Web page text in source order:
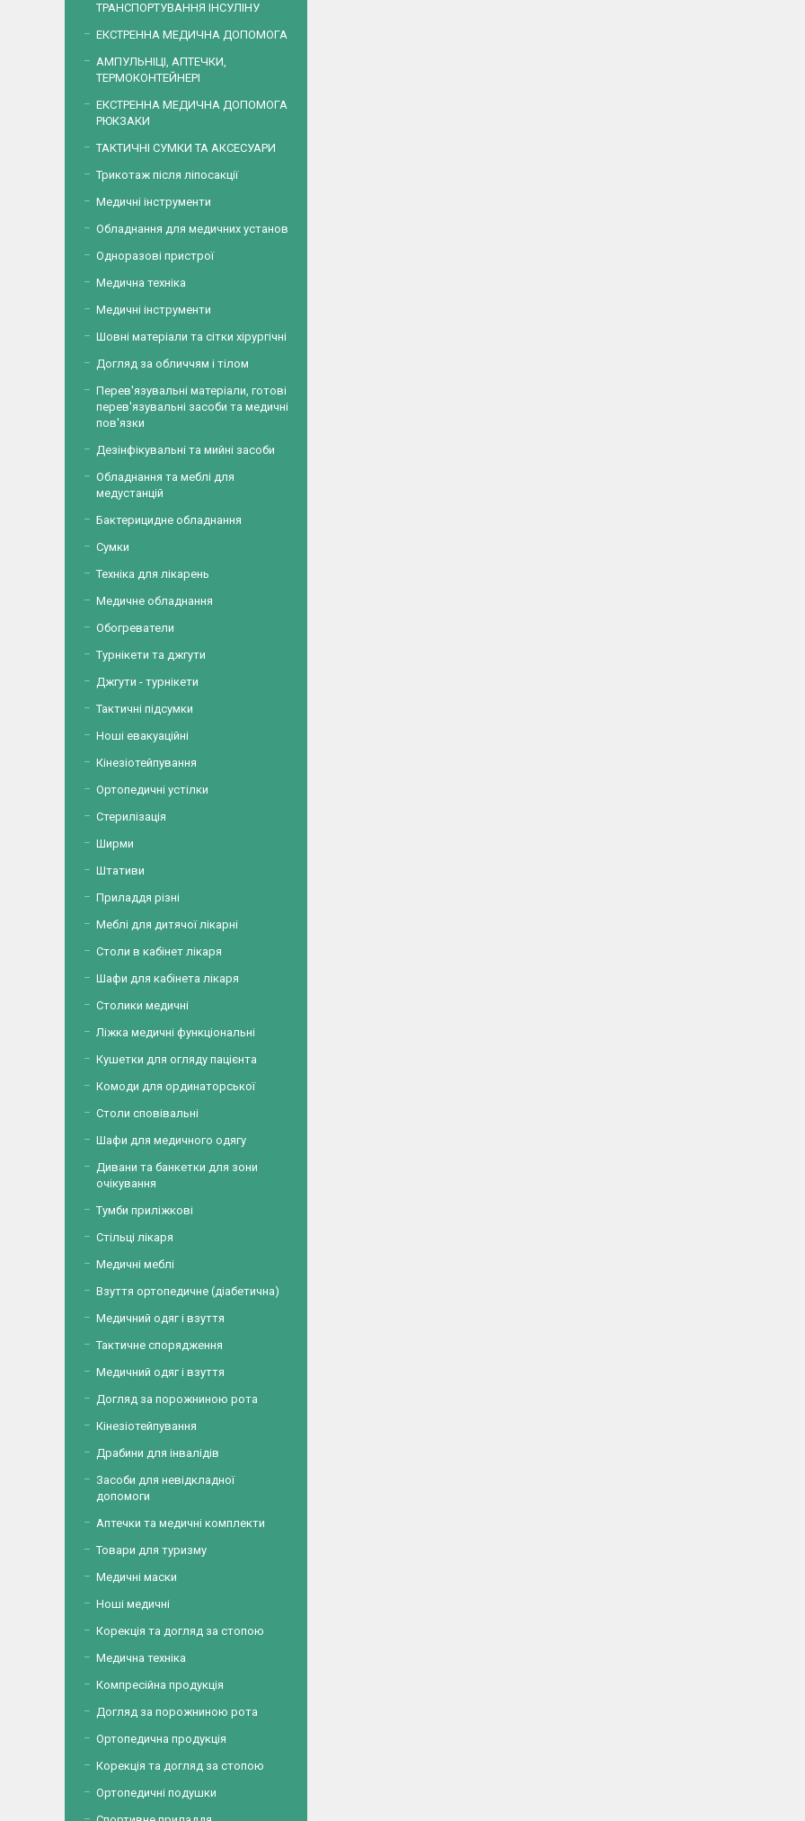
ТРАНСПОРТУВАННЯ ІНСУЛІНУ
ЕКСТРЕННА МЕДИЧНА ДОПОМОГА
АМПУЛЬНІЦІ, АПТЕЧКИ,
ТЕРМОКОНТЕЙНЕРІ
ЕКСТРЕННА МЕДИЧНА ДОПОМОГА
РЮКЗАКИ
ТАКТИЧНІ СУМКИ ТА АКСЕСУАРИ
Трикотаж після ліпосакції
Медичні інструменти
Обладнання для медичних установ
Одноразові пристрої
Медична техніка
Медичні інструменти
Шовні матеріали та сітки хірургічні
Догляд за обличчям і тілом
Перев'язувальні матеріали, готові
перев'язувальні засоби та медичні
пов'язки
Дезінфікувальні та мийні засоби
Обладнання та меблі для
медустанцій
Бактерицидне обладнання
Сумки
Техніка для лікарень
Медичне обладнання
Обогреватели
Турнікети та джгути
Джгути - турнікети
Тактичні підсумки
Ноші евакуаційні
Кінезіотейпування
Ортопедичні устілки
Стерилізація
Ширми
Штативи
Приладдя різні
Меблі для дитячої лікарні
Столи в кабінет лікаря
Шафи для кабінета лікаря
Столики медичні
Ліжка медичні функціональні
Кушетки для огляду пацієнта
Комоди для ординаторської
Столи сповівальні
Шафи для медичного одягу
Дивани та банкетки для зони
очікування
Тумби приліжкові
Стільці лікаря
Медичні меблі
Взуття ортопедичне (діабетична)
Медичний одяг і взуття
Тактичне спорядження
Медичний одяг і взуття
Догляд за порожниною рота
Кінезіотейпування
Драбини для інвалідів
Засоби для невідкладної
допомоги
Аптечки та медичні комплекти
Товари для туризму
Медичні маски
Ноші медичні
Корекція та догляд за стопою
Медична техніка
Компресійна продукція
Догляд за порожниною рота
Ортопедична продукція
Корекція та догляд за стопою
Ортопедичні подушки